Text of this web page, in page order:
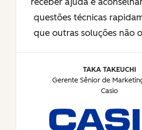
questões técnicas
que outras soluções não
TAKA TAKEUCHI
Gerente Sênior de
Casio